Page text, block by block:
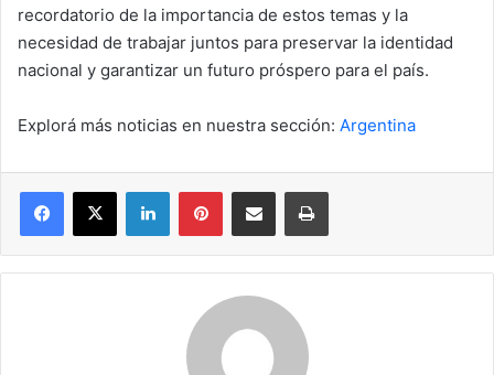
recordatorio de la importancia de estos temas y la
necesidad de trabajar juntos para preservar la identidad
nacional y garantizar un futuro próspero para el país.
Explorá más noticias en nuestra sección: Argentina
Facebook
X LinkedInPinterestCompartir por correo electrónicoImprimir